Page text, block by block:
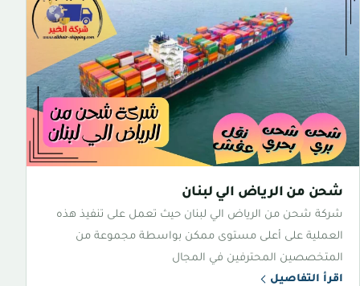
شحن من الرياض الي لبنان
شركة شحن من الرياض الي لبنان حيث تعمل على تنفيذ هذه
العملية على أعلى مستوى ممكن بواسطة مجموعة من
المتخصصين المحترفين في المجال
اقرأ التفاصيل